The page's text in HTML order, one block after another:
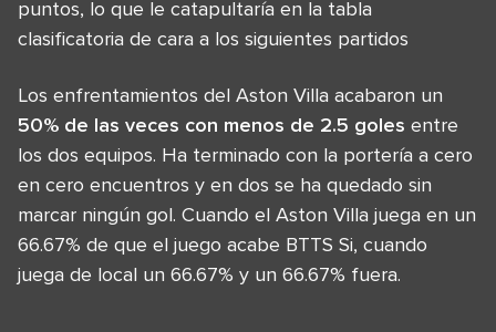
puntos, lo que le catapultaría en la tabla
clasificatoria de cara a los siguientes partidos
Los enfrentamientos del Aston Villa acabaron un
50% de las veces con menos de 2.5 goles entre
los dos equipos. Ha terminado con la portería a cero
en cero encuentros y en dos se ha quedado sin
marcar ningún gol. Cuando el Aston Villa juega en un
66.67% de que el juego acabe BTTS Si, cuando
juega de local un 66.67% y un 66.67% fuera.